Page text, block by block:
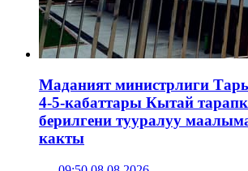
Маданият министрлиги
4-5-кабаттары Кытай
берилгени тууралуу
какты